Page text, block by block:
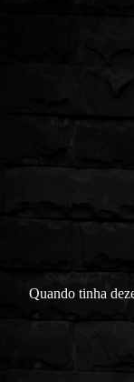
Quando tinha